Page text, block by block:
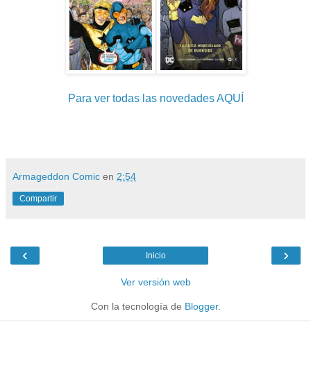
Para ver todas las novedades AQUÍ
Armageddon Comic en 2:54
Compartir
‹ ›
Inicio
Ver versión web
Con la tecnología de Blogger.